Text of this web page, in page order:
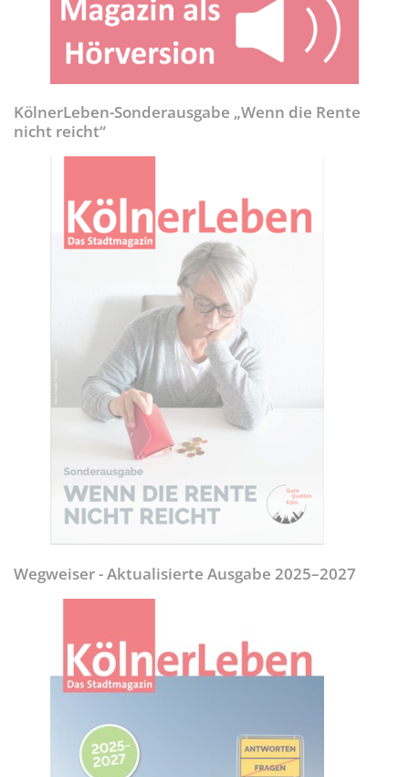
KölnerLeben-Sonderausgabe „Wenn die Rente
nicht reicht“
Wegweiser - Aktualisierte Ausgabe 2025–2027